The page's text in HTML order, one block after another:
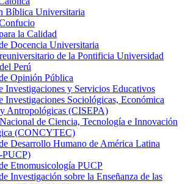
Bíblica Universitaria
la Calidad
Docencia Universitaria
de la Pontificia Universidad
Perú
Opinión Pública
Investigaciones y Servicios Educativos
Investigaciones Sociológicas, Económica
Antropológicas (CISEPA)
de Ciencia, Tecnología e Innovación
(CONCYTEC)
Desarrollo Humano de América Latina
Etnomusicología PUCP
Investigación sobre la Enseñanza de las